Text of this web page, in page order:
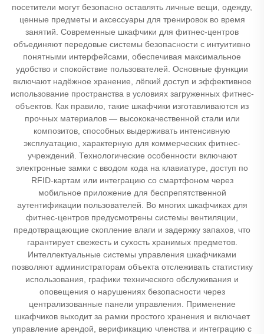
посетители могут безопасно оставлять личные вещи, одежду,
ценные предметы и аксессуары для тренировок во время
занятий. Современные шкафчики для фитнес-центров
объединяют передовые системы безопасности с интуитивно
понятными интерфейсами, обеспечивая максимальное
удобство и спокойствие пользователей. Основные функции
включают надёжное хранение, лёгкий доступ и эффективное
использование пространства в условиях загруженных фитнес-
объектов. Как правило, такие шкафчики изготавливаются из
прочных материалов — высококачественной стали или
композитов, способных выдерживать интенсивную
эксплуатацию, характерную для коммерческих фитнес-
учреждений. Технологические особенности включают
электронные замки с вводом кода на клавиатуре, доступ по
RFID-картам или интеграцию со смартфоном через
мобильное приложение для беспрепятственной
аутентификации пользователей. Во многих шкафчиках для
фитнес-центров предусмотрены системы вентиляции,
предотвращающие скопление влаги и задержку запахов, что
гарантирует свежесть и сухость хранимых предметов.
Интеллектуальные системы управления шкафчиками
позволяют администраторам объекта отслеживать статистику
использования, графики технического обслуживания и
оповещения о нарушениях безопасности через
централизованные панели управления. Применение
шкафчиков выходит за рамки простого хранения и включает
управление арендой, верификацию членства и интеграцию с